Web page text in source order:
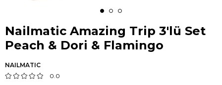
Nailmatic Amazing Trip 3'lü Set
Peach & Dori & Flamingo
NAILMATIC
0.0